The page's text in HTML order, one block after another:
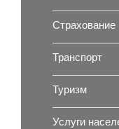
Страхование
Транспорт
Туризм
Услуги